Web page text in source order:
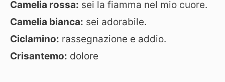
Camelia rossa: sei la fiamma nel mio cuore.
Camelia bianca: sei adorabile.
Ciclamino: rassegnazione e addio.
Crisantemo: dolore